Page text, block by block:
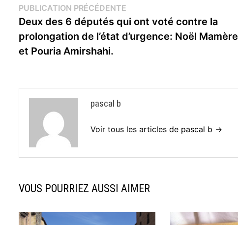
Navigation
de
l’article
PUBLICATION PRÉCÉDENTE
précédente :
Deux des 6 députés qui ont voté contre la
prolongation de l’état d’urgence: Noël Mamère
et Pouria Amirshahi.
pascal b
Voir tous les articles de pascal b →
VOUS POURRIEZ AUSSI AIMER